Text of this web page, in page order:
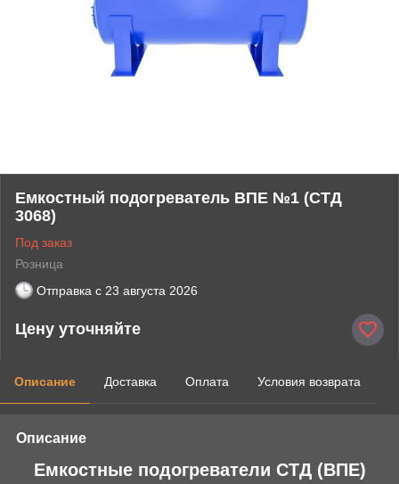
Емкостный подогреватель ВПЕ №1 (СТД
3068)
Под заказ
Розница
Отправка с 23 августа 2026
Цену уточняйте
Описание Доставка Оплата Условия возврата
Описание
Емкостные подогреватели СТД (ВПЕ)